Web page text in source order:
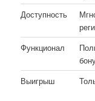
Доступность
Функционал
Выигрыш